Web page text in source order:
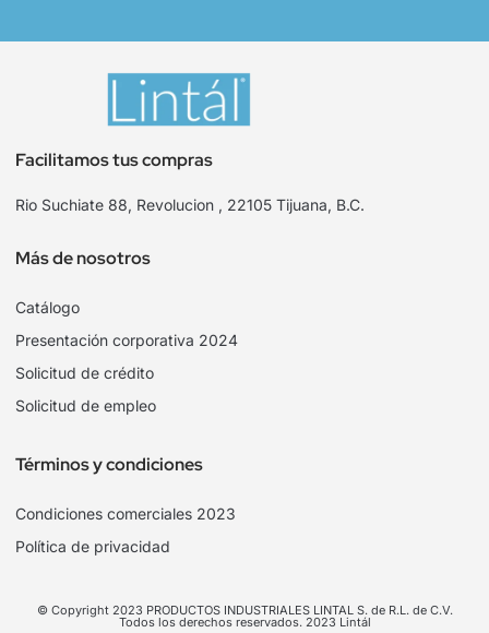
Facilitamos tus compras
Rio Suchiate 88, Revolucion , 22105 Tijuana, B.C.
Más de nosotros
Catálogo
Presentación corporativa 2024
Solicitud de crédito
Solicitud de empleo
Términos y condiciones
Condiciones comerciales 2023
Política de privacidad
© Copyright 2023 PRODUCTOS INDUSTRIALES LINTAL S. de R.L. de C.V.
Todos los derechos reservados. 2023 Lintál